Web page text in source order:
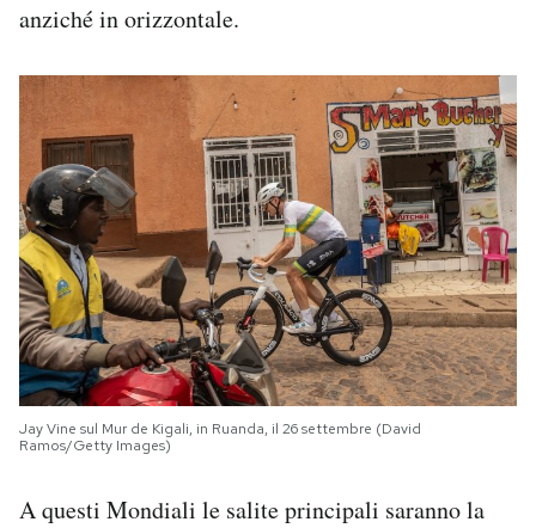
anziché in orizzontale.
Jay Vine sul Mur de Kigali, in Ruanda, il 26 settembre (David
Ramos/Getty Images)
A questi Mondiali le salite principali saranno la